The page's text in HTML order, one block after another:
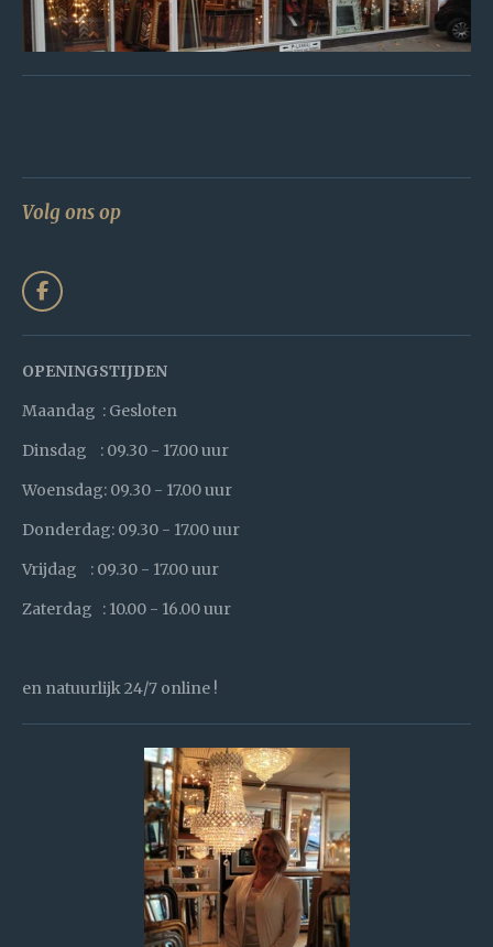
Volg ons op
F
a
c
b
o
k
OPENINGSTIJDEN
Maandag : Gesloten
Dinsdag : 09.30 - 17.00 uur
Woensdag: 09.30 - 17.00 uur
Donderdag: 09.30 - 17.00 uur
Vrijdag : 09.30 - 17.00 uur
Zaterdag : 10.00 - 16.00 uur
en natuurlijk 24/7 online !